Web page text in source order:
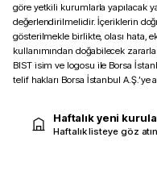
göre yetkili kurumlarla yapılacak
değerlendirilmelidir. İçeriklerin
gösterilmekle birlikte, olası hata,
kullanımından doğabilecek
BIST isim ve logosu ile Borsa
telif hakları Borsa İstanbul A.Ş.’ye
Haftalık yeni
Haftalık listeye göz atın